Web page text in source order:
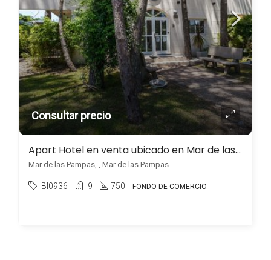
Consultar precio
Apart Hotel en venta ubicado en Mar de las Pampas
Mar de las Pampas, , Mar de las Pampas
BI0936 9 750 FONDO DE COMERCIO